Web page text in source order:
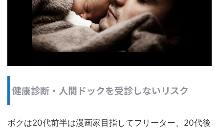
健康診断・人間ドックを受診しないリスク
ボクは20代前半は漫画家目指してフリーター、20代後